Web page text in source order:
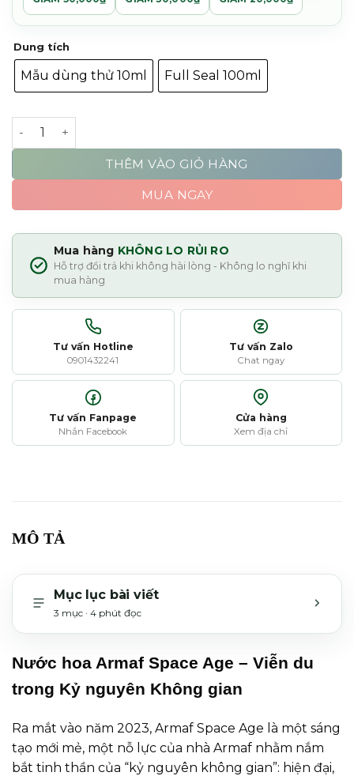
Dung tích
Mẫu dùng thử 10ml Full Seal 100ml
Armaf Space Age số lượng
THÊM VÀO GIỎ HÀNG
MUA NGAY
Mua hàng KHÔNG LO RỦI RO
Hỗ trợ đổi trả khi không hài lòng - Không lo nghĩ khi
mua hàng
Tư vấn Hotline
0901432241
Tư vấn Zalo
Chat ngay
Tư vấn Fanpage
Nhắn Facebook
Cửa hàng
Xem địa chỉ
MÔ TẢ
Mục lục bài viết
3 mục · 4 phút đọc
Nước hoa Armaf Space Age – Viễn du
trong Kỷ nguyên Không gian
Ra mắt vào năm 2023, Armaf Space Age là một sáng
tạo mới mẻ, một nỗ lực của nhà Armaf nhằm nắm
bắt tinh thần của “kỷ nguyên không gian”: hiện đại,